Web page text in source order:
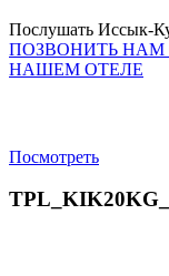
Послушать Иссык-
ПОЗВОНИТЬ НАМ
НАШЕМ ОТЕЛЕ
Посмотреть